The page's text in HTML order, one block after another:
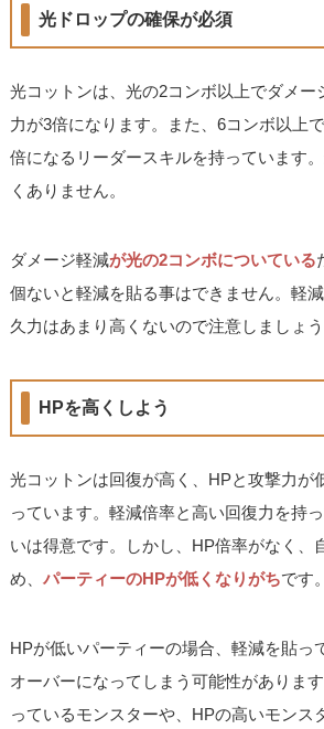
光ドロップの確保が必須
光コットンは、光の2コンボ以上でダメー
力が3倍になります。また、6コンボ以上
倍になるリーダースキルを持っています
くありません。
ダメージ軽減が光の2コンボについている
個ないと軽減を貼る事はできません。軽
久力はあまり高くないので注意しましょう
HPを高くしよう
光コットンは回復が高く、HPと攻撃力が
っています。軽減倍率と高い回復力を持
いは得意です。しかし、HP倍率がなく、
め、パーティーのHPが低くなりがちです。
HPが低いパーティーの場合、軽減を貼っ
オーバーになってしまう可能性がありま
っているモンスターや、HPの高いモンス